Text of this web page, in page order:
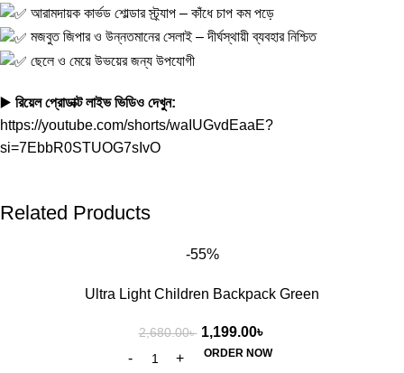
আরামদায়ক কার্ভড শোল্ডার স্ট্র্যাপ – কাঁধে চাপ কম পড়ে
মজবুত জিপার ও উন্নতমানের সেলাই – দীর্ঘস্থায়ী ব্যবহার নিশ্চিত
ছেলে ও মেয়ে উভয়ের জন্য উপযোগী
▶️ রিয়েল প্রোডাক্ট লাইভ ভিডিও দেখুন:
https://youtube.com/shorts/waIUGvdEaaE?
si=7EbbR0STUOG7sIvO
Related Products
-55%
Ultra Light Children Backpack Green
2,680.00৳ 1,199.00৳
ORDER NOW